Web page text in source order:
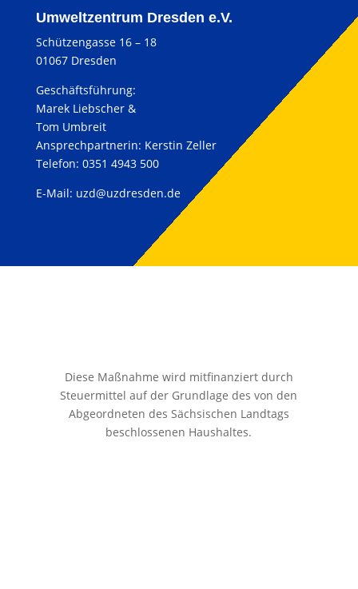
Umweltzentrum Dresden e.V.
Schützengasse 16 – 18
01067 Dresden
Geschäftsführung:
Marek Liebscher &
Tom Umbreit
Ansprechpartnerin: Kerstin Zeller
Telefon: 0351 4943 500
E-Mail: uzd@uzdresden.de
Diese Maßnahme wird mitfinanziert durch
Steuermittel auf der Grundlage des von den
Abgeordneten des Sächsischen Landtags
beschlossenen Haushaltes.